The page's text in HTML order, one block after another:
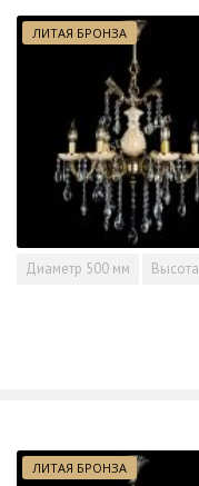
ЛИТАЯ БРОНЗА
Диаметр 500 мм Высота
ЛИТАЯ БРОНЗА